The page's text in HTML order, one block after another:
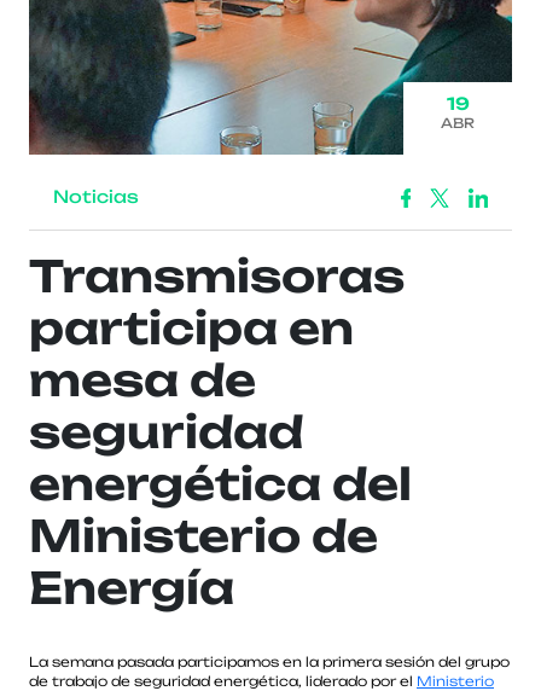
19
ABR
Noticias
Transmisoras
participa en
mesa de
seguridad
energética del
Ministerio de
Energía
La semana pasada participamos en la primera sesión del grupo
de trabajo de seguridad energética, liderado por el Ministerio